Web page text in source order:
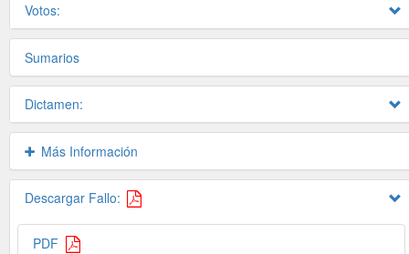
Votos:
Sumarios
Dictamen:
Más Información
Descargar Fallo:
PDF